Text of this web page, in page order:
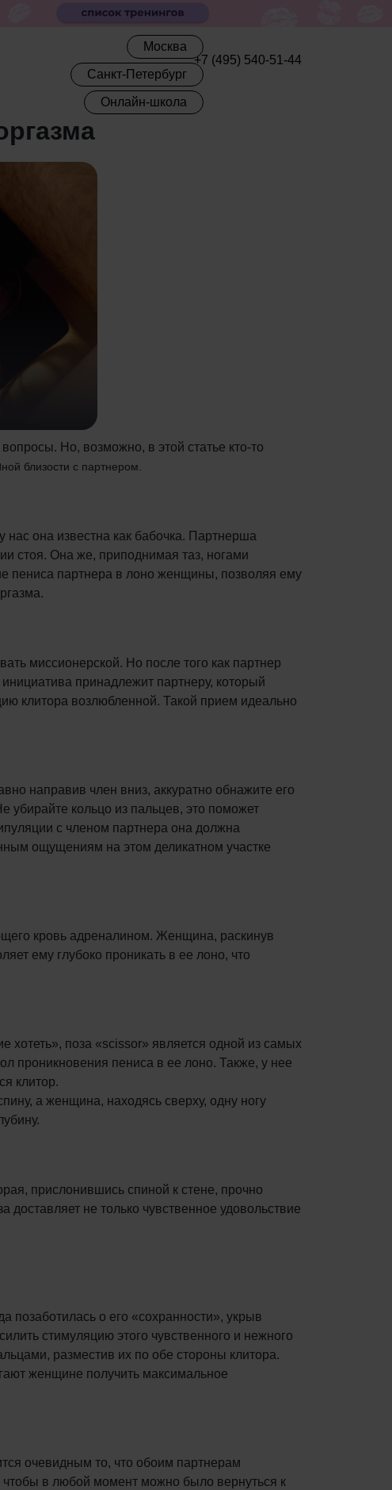
Москва
Санкт-Петербург
Онлайн-школа
+7 (495) 540-51-44
Но, возможно, в этой статье кто-то
ной близости с партнером.
она известна как бабочка. Партнерша
стоя. Она же, приподнимая таз, ногами
пениса партнера в лоно женщины, позволяя ему
миссионерской. Но после того как партнер
принадлежит партнеру, который
клитора возлюбленной. Такой прием идеально
направив член вниз, аккуратно обнажите его
убирайте кольцо из пальцев, это поможет
с членом партнера она должна
ощущениям на этом деликатном участке
кровь адреналином. Женщина, раскинув
ему глубоко проникать в ее лоно, что
поза «scissor» является одной из самых
проникновения пениса в ее лоно. Также, у нее
клитор.
а женщина, находясь сверху, одну ногу
прислонившись спиной к стене, прочно
доставляет не только чувственное удовольствие
позаботилась о его «сохранности», укрыв
стимуляцию этого чувственного и нежного
разместив их по обе стороны клитора.
женщине получить максимальное
очевидным то, что обоим партнерам
чтобы в любой момент можно было вернуться к